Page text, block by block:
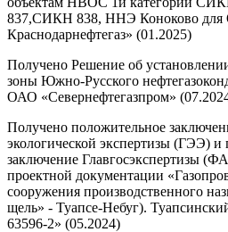
837,СИКН 838, ННЭ Коноково
Краснодарнефтегаз» (01.2025)
Получено Решение об
зоны Южно-Русского
ОАО «Севернефтегазпром»
Получено положительное
экологической экспертизы (ГЭЭ) и
заключение Главгосэкспертизы
проектной документации
сооружения производственного
щель» - Туапсе-Небуг).
63596-2» (05.2024)